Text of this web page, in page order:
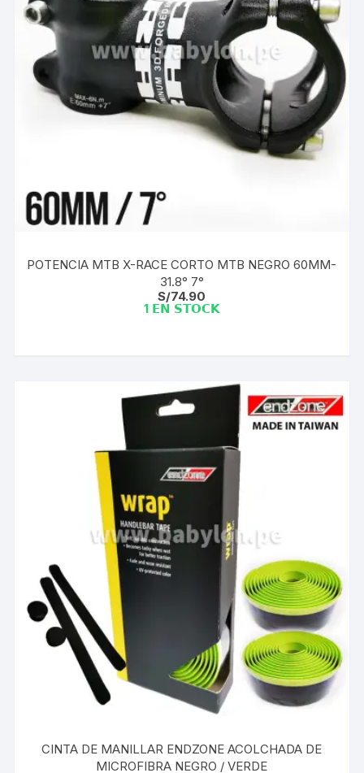
POTENCIA MTB X-RACE CORTO MTB NEGRO 60MM-
31.8° 7°
S/74.90
1 𝗘𝗡 𝗦𝗧𝗢𝗖𝗞
CINTA DE MANILLAR ENDZONE ACOLCHADA DE
MICROFIBRA NEGRO / VERDE